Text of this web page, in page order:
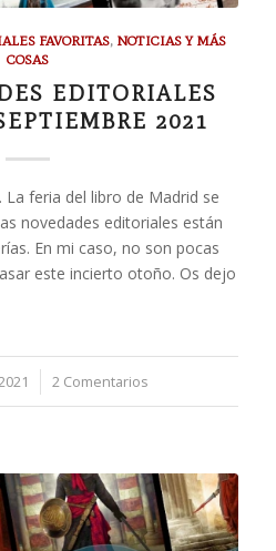
FAVORITAS, NOTICIAS Y MÁS
COSAS
EDITORIALES
2021
feria del libro de Madrid se
novedades editoriales están
En mi caso, no son pocas
este incierto otoño. Os dejo
2 Comentarios